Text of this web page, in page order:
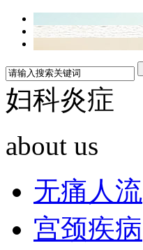
妇科炎症
about us
无痛人流
宫颈疾病